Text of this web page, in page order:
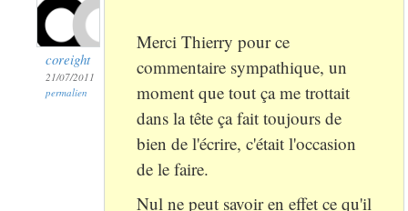
coreight
21/07/2011
permalien
Merci Thierry pour ce
commentaire sympathique, un
moment que tout ça me trottait
dans la tête ça fait toujours de
bien de l'écrire, c'était l'occasion
de le faire.
Nul ne peut savoir en effet ce qu'il